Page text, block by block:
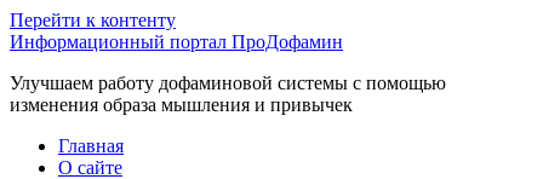
Перейти к контенту
Информационный портал ПроДофамин
Улучшаем работу дофаминовой системы с помощью
изменения образа мышления и привычек
Главная
О сайте